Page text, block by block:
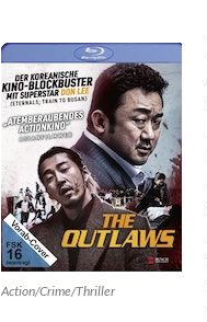
Action/Crime/Thriller